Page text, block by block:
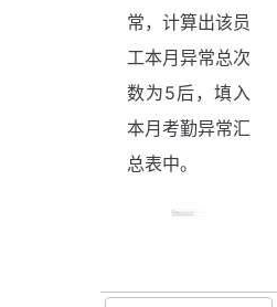
常，计算出该员
工本月异常总次
数为5后，填入
本月考勤异常汇
总表中。